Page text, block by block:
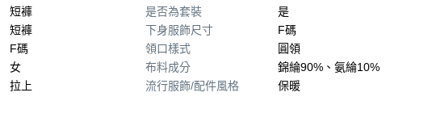
短褲
短褲
F碼
女
拉上
是否為套裝
是
下身服飾尺寸
F碼
領口樣式
圓領
布料成分
錦綸90%、氨綸10%
流行服飾/配件風格
保暖